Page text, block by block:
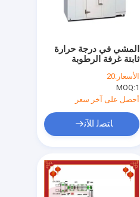
المشي في درجة حرارة
ثابتة غرفة الرطوبة
الانفجار
الأسعار:20
MOQ:1
أحصل على آخر سعر
ﺎﺘﺼﻟ ﺍﻶﻧ